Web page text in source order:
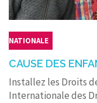
NATIONALE
CAUSE DES
Installez les Droits
Internationale des